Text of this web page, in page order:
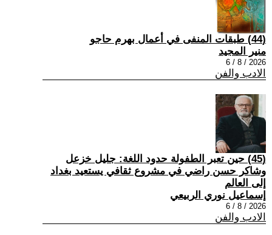
(44) طبقات المنفى في أعمال بهرم حاجو
منير المجيد
2026 / 8 / 6
الادب والفن
(45) حين تعبر الطفولة حدود اللغة: جليل خزعل
وشاكر حسن راضي في مشروع ثقافي يستعيد بغداد
إلى العالم
إسماعيل نوري الربيعي
2026 / 8 / 6
الادب والفن